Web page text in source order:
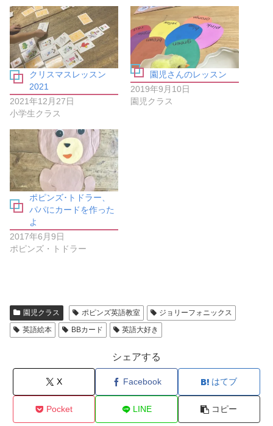
o
k
で
共
有
す
る
に
は
ク
リ
ッ
ク
し
て
だ
さ
い
(
新
し
い
ウ
ィ
ン
ド
ウ
で
開
き
ま
T
w
i
t
t
e
r
で
共
有
新
し
ン
ド
ウ
で
開
)
クリスマスレッスン
2021
2021年12月27日
小学生クラス
園児さんのレッスン
2019年9月10日
園児クラス
ポピンズ･トドラー、
パパにカードを作った
よ
2017年6月9日
ポピンズ・トドラー
園児クラス ポピンズ英語教室
ジョリーフォニックス
英語絵本
BBカード 英語大好き
シェアする
X Facebook はてブ
Pocket LINE コピー